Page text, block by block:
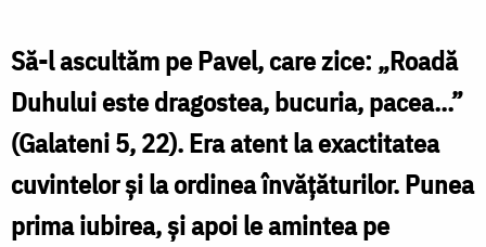
vieții,
darul
suprem
Foto:
Să-l ascultăm pe Pavel, care zice: „Roadă
Duhului este dragostea, bucuria, pacea...”
(Galateni 5, 22). Era atent la exactitatea
cuvintelor şi la ordinea învăţăturilor. Punea
prima iubirea, şi apoi le amintea pe